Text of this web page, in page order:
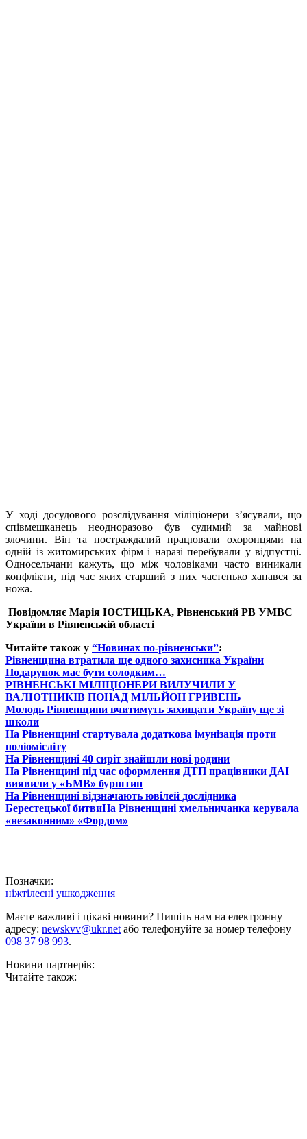
У ході досудового розслідування міліціонери з’ясували, що
співмешканець неодноразово був судимий за майнові
злочини. Він та постраждалий працювали охоронцями на
одній із житомирських фірм і наразі перебували у відпустці.
Односельчани кажуть, що між чоловіками часто виникали
конфлікти, під час яких старший з них частенько хапався за
ножа.
Повідомляє Марія ЮСТИЦЬКА, Рівненський РВ УМВС
України в Рівненській області
Читайте також у “Новинах по-рівненськи”:
Рівненщина втратила ще одного захисника України
Подарунок має бути солодким…
РІВНЕНСЬКІ МІЛІЦІОНЕРИ ВИЛУЧИЛИ У
ВАЛЮТНИКІВ ПОНАД МІЛЬЙОН ГРИВЕНЬ
Молодь Рівненщини вчитимуть захищати Україну ще зі
школи
На Рівненщині стартувала додаткова імунізація проти
поліомієліту
На Рівненщині 40 сиріт знайшли нові родини
На Рівненщині під час оформлення ДТП працівники ДАІ
виявили у «БМВ» бурштин
На Рівненщині відзначають ювілей дослідника
Берестецької битвиНа Рівненщині хмельничанка керувала
«незаконним» «Фордом»
Позначки:
ніжтілесні ушкодження
Маєте важливі і цікаві новини? Пишіть нам на електронну
адресу: newskvv@ukr.netабо телефонуйте за номер телефону
098 37 98 993.
Новини партнерів:
Читайте також: